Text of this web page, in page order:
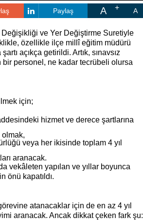
Paylaş A A
ve Yer Değiştirme Suretiyle
özellikle ilçe millî eğitim müdürü
açıkça getirildi. Artık, sınavsız
personel, ne kadar tecrübeli olursa
için;
hizmet ve derece şartlarına
olmak,
veya her ikisinde toplam 4 yıl
aranacak.
vekâleten yapılan ve yıllar boyunca
önü kapatıldı.
atanacaklar için de en az 4 yıl
aranacak. Ancak dikkat çeken fark şu: